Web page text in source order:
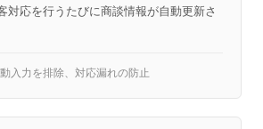
対応を行うたびに商談情報が自動更新さ
入力を排除、対応漏れの防止